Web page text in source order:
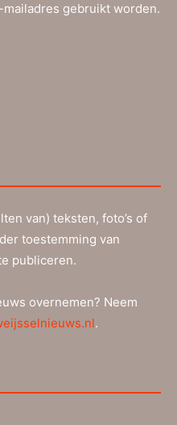
gebruikt worden.
van) teksten, foto’s of
toestemming van
publiceren.
overnemen? Neem
.